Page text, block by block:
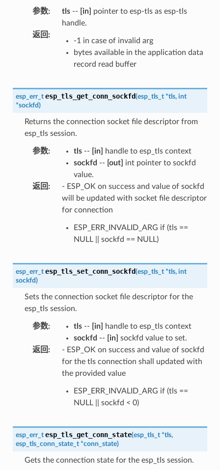
参数: tls-- [in]
pointer to esp-tls as esp-tls
handle.
返回 :
-1 in case of invalid arg
bytes available in the application data
record read buffer
esp_err_t esp_tls_get_conn_sockfd(esp_tls_t *tls, int
*sockfd)
Returns the connection socket file descriptor from
esp_tls session.
参数: tls-- [in]
handle to esp_tls context
sockfd -- [out]
int pointer to sockfd
value.
返回 :
- ESP_OK on success and value of sockfd
will be updated with socket file descriptor
for connection
ESP_ERR_INVALID_ARG if (tls ==
NULL || sockfd == NULL)
esp_err_t esp_tls_set_conn_sockfd(esp_tls_t *tls, int
sockfd)
Sets the connection socket file descriptor for the
esp_tls session.
参数: tls-- [in]
handle to esp_tls context
sockfd -- [in] sockfd value to set.
返回 :
- ESP_OK on success and value of sockfd
for the tls connection shall updated with
the provided value
ESP_ERR_INVALID_ARG if (tls ==
NULL || sockfd < 0)
esp_err_t esp_tls_get_conn_state(esp_tls_t *tls,
esp_tls_conn_state_t *conn_state)
Gets the connection state for the esp_tls session.